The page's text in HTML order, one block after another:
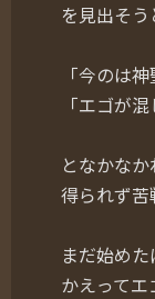
を見出そう
「今のは
「エゴが
となかな
得られず苦
まだ始め
かえって